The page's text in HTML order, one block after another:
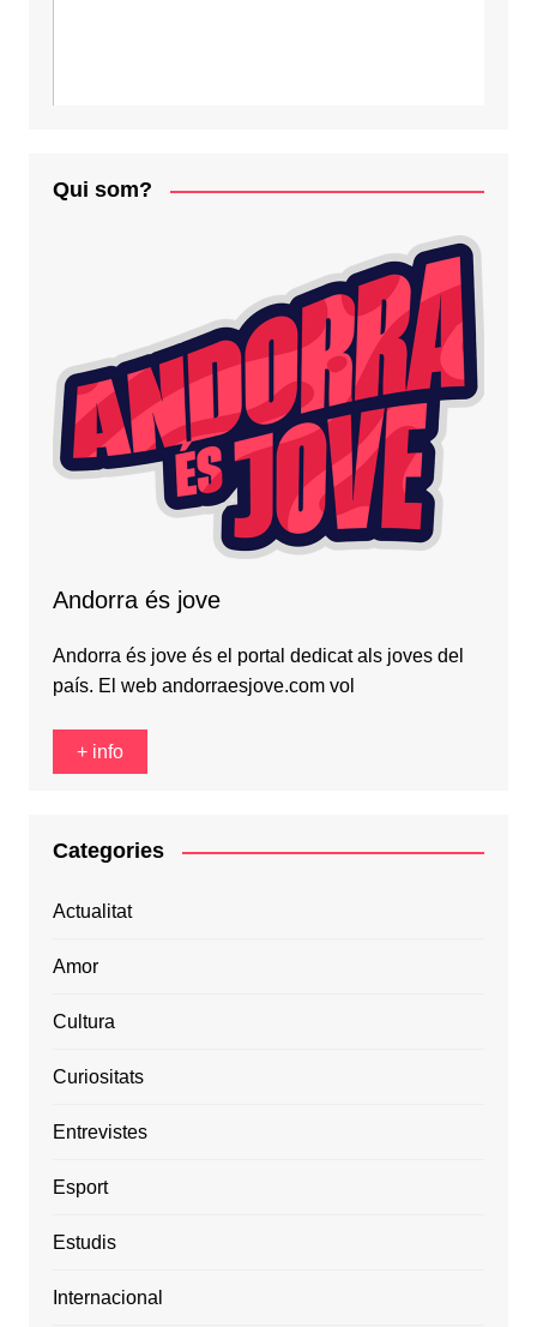
Qui som?
Andorra és jove
Andorra és jove és el portal dedicat als joves del
país. El web andorraesjove.com vol
+ info
Categories
Actualitat
Amor
Cultura
Curiositats
Entrevistes
Esport
Estudis
Internacional